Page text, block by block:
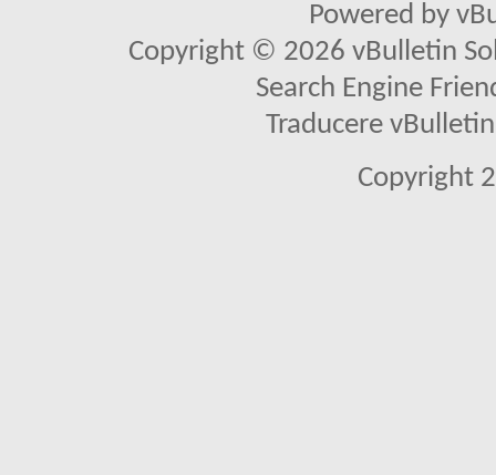
Powered by
Copyright © 2026 vBulletin
Search Engine
Traducere
Copyright